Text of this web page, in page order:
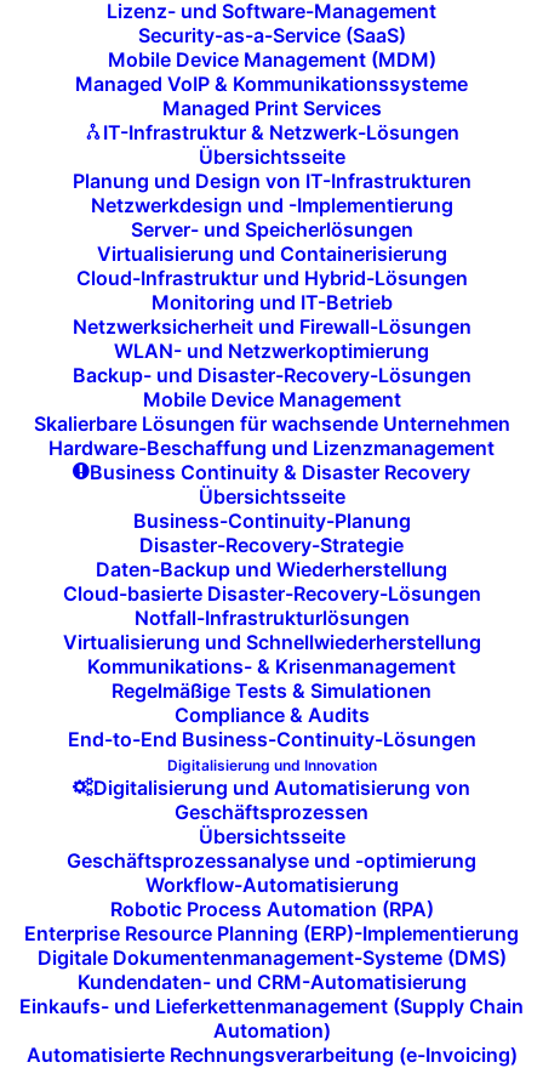
Lizenz- und Software-Management
Security-as-a-Service (SaaS)
Mobile Device Management (MDM)
Managed VoIP & Kommunikationssysteme
Managed Print Services
IT-Infrastruktur & Netzwerk-Lösungen
Übersichtsseite
Planung und Design von IT-Infrastrukturen
Netzwerkdesign und -Implementierung
Server- und Speicherlösungen
Virtualisierung und Containerisierung
Cloud-Infrastruktur und Hybrid-Lösungen
Monitoring und IT-Betrieb
Netzwerksicherheit und Firewall-Lösungen
WLAN- und Netzwerkoptimierung
Backup- und Disaster-Recovery-Lösungen
Mobile Device Management
Skalierbare Lösungen für wachsende Unternehmen
Hardware-Beschaffung und Lizenzmanagement
Business Continuity & Disaster Recovery
Übersichtsseite
Business-Continuity-Planung
Disaster-Recovery-Strategie
Daten-Backup und Wiederherstellung
Cloud-basierte Disaster-Recovery-Lösungen
Notfall-Infrastrukturlösungen
Virtualisierung und Schnellwiederherstellung
Kommunikations- & Krisenmanagement
Regelmäßige Tests & Simulationen
Compliance & Audits
End-to-End Business-Continuity-Lösungen
Digitalisierung und Innovation
Digitalisierung und Automatisierung von
Geschäftsprozessen
Übersichtsseite
Geschäftsprozessanalyse und -optimierung
Workflow-Automatisierung
Robotic Process Automation (RPA)
Enterprise Resource Planning (ERP)-Implementierung
Digitale Dokumentenmanagement-Systeme (DMS)
Kundendaten- und CRM-Automatisierung
Einkaufs- und Lieferkettenmanagement (Supply Chain
Automation)
Automatisierte Rechnungsverarbeitung (e-Invoicing)
Abhängig von Ihren Anforderungen bieten
wir entweder automatisierte Update-
Prozesse oder manuelle Installationen
durch unsere IT-Spezialisten an, um
sicherzustellen, dass jede Aktualisierung
gründlich geprüft und richtig implementiert
wird.
Regelmäßige
Sicherheitsupdates:
Wir überwachen kontinuierlich die
Verfügbarkeit von sicherheitskritischen
Updates und sorgen dafür, dass diese
schnellstmöglich installiert werden. So
können wir Sicherheitslücken schließen,
bevor diese von Angreifern ausgenutzt
werden können.